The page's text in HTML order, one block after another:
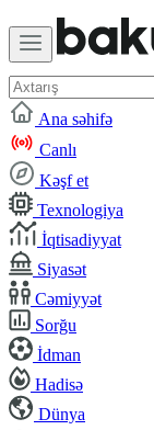
Ana səhifə
Canlı
Kəşf et
Texnologiya
İqtisadiyyat
Siyasət
Cəmiyyət
Sorğu
İdman
Hadisə
Dünya